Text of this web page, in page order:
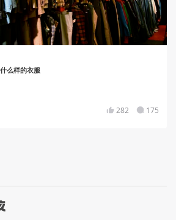
么样的衣服
282 175